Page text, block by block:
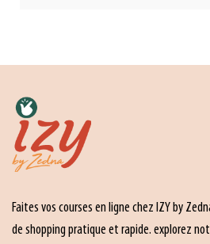
Faites vos courses en ligne chez IZY by
de shopping pratique et rapide. explorez